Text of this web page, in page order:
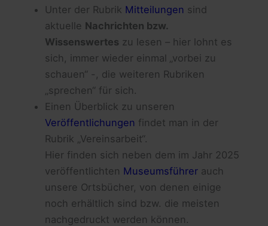
Unter der Rubrik Mitteilungen sind
aktuelle Nachrichten bzw.
Wissenswertes zu lesen – hier lohnt es
sich, immer wieder einmal „vorbei zu
schauen“ -, die weiteren Rubriken
„sprechen“ für sich.
Einen Überblick zu unseren
Veröffentlichungen findet man in der
Rubrik „Vereinsarbeit“.
Hier finden sich neben dem im Jahr 2025
veröffentlichten Museumsführer auch
unsere Ortsbücher, von denen einige
noch erhältlich sind bzw. die meisten
nachgedruckt werden können.